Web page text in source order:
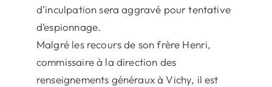
d’inculpation sera aggravé pour tentative
d’espionnage.
Malgré les recours de son frère Henri,
commissaire à la direction des
renseignements généraux à Vichy, il est